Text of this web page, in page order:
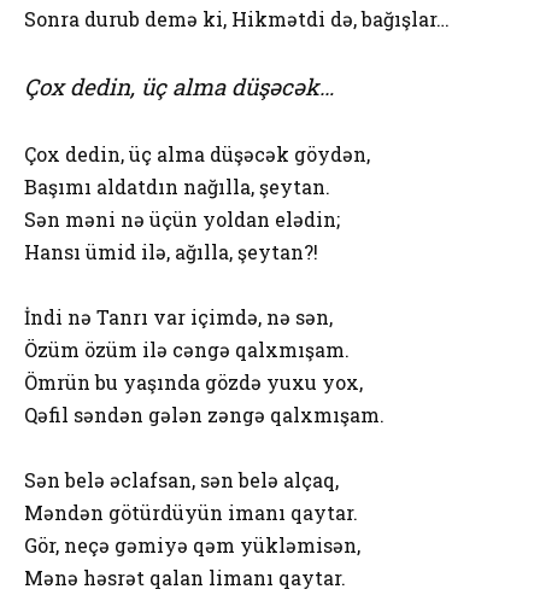
Sonra durub demə ki, Hikmətdi də, bağışlar…
Çox dedin, üç alma düşəcək…
Çox dedin, üç alma düşəcək göydən,
Başımı aldatdın nağılla, şeytan.
Sən məni nə üçün yoldan elədin;
Hansı ümid ilə, ağılla, şeytan?!
İndi nə Tanrı var içimdə, nə sən,
Özüm özüm ilə cəngə qalxmışam.
Ömrün bu yaşında gözdə yuxu yox,
Qəfil səndən gələn zəngə qalxmışam.
Sən belə əclafsan, sən belə alçaq,
Məndən götürdüyün imanı qaytar.
Gör, neçə gəmiyə qəm yükləmisən,
Mənə həsrət qalan limanı qaytar.